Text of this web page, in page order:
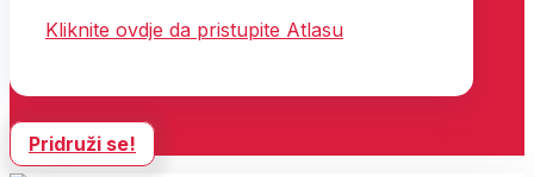
Kliknite ovdje da pristupite Atlasu
Pridruži se!